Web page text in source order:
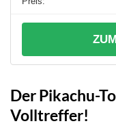
Der Pikachu-
Volltreffer!